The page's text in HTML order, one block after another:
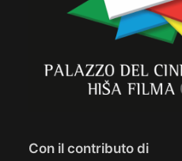
Con il contributo di